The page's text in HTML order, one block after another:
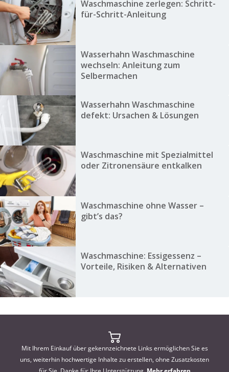
Waschmaschine zerlegen: Schritt-
für-Schritt-Anleitung
Wasserhahn Waschmaschine
wechseln: Anleitung zum
Selbermachen
Wasserhahn Waschmaschine
defekt: Ursachen & Lösungen
Waschmaschine mit Spezialmittel
oder Zitronensäure entkalken
Waschmaschine ohne Wasser –
gibt’s das?
Waschmaschine: Essigessenz –
Vorteile, Risiken & Alternativen
Mit Ihrem Einkauf über gekennzeichnete Links ermöglichen Sie es
uns, weiterhin hochwertige Inhalte zu erstellen, ohne Zusatzkosten